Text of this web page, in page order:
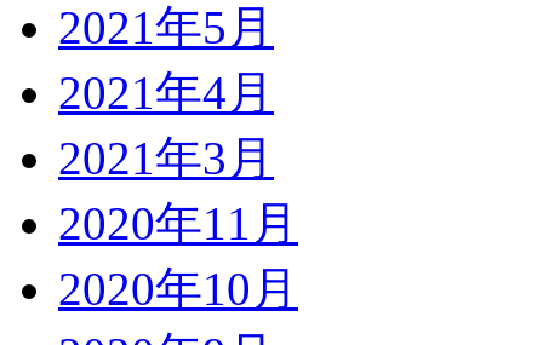
2021年5月
2021年4月
2021年3月
2020年11月
2020年10月